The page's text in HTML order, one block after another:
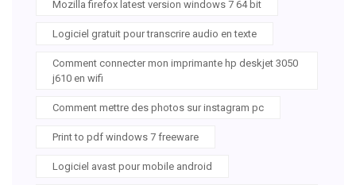
Mozilla firefox latest version windows 7 64 bit
Logiciel gratuit pour transcrire audio en texte
Comment connecter mon imprimante hp deskjet 3050
j610 en wifi
Comment mettre des photos sur instagram pc
Print to pdf windows 7 freeware
Logiciel avast pour mobile android